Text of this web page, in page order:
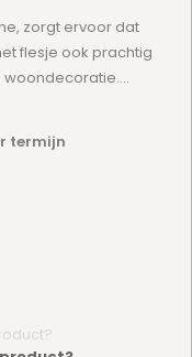
zorgt ervoor dat
flesje ook prachtig
termijn